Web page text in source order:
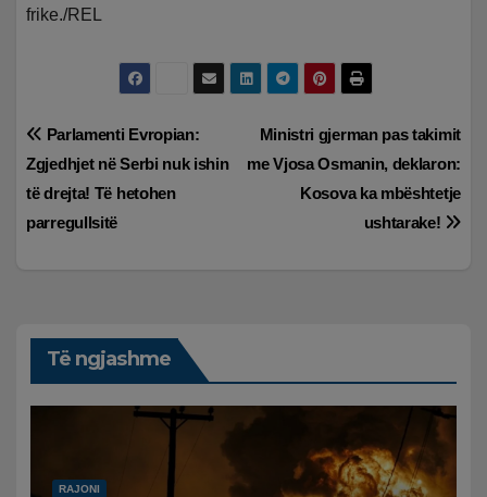
frike./REL
Lëvizje
te
postimet
Ministri gjerman pas takimit
me Vjosa Osmanin, deklaron:
Kosova ka mbështetje
ushtarake!
Parlamenti Evropian:
Zgjedhjet në Serbi nuk ishin
të drejta! Të hetohen
parregullsitë
Të ngjashme
RAJONI